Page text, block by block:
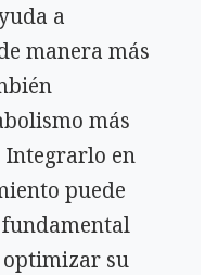
a
manera más
más
Integrarlo en
puede
optimizar su